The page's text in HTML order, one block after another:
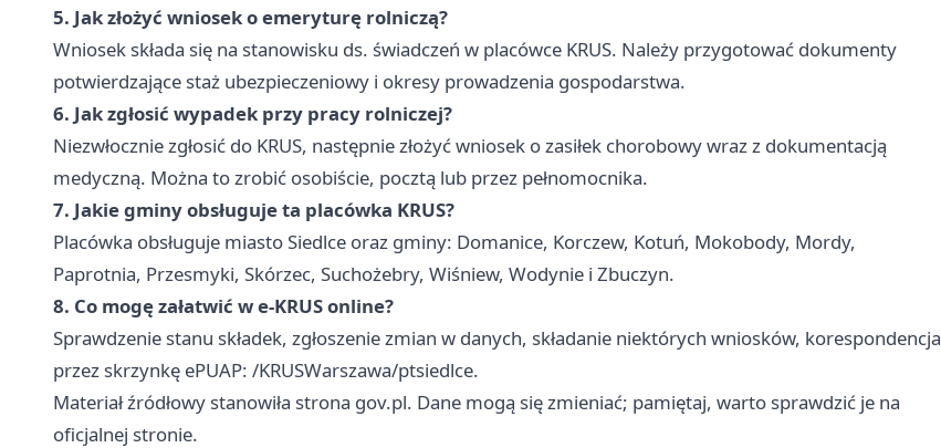
5. Jak złożyć wniosek o emeryturę rolniczą?
Wniosek składa się na stanowisku ds. świadczeń w placówce KRUS. Należy przygotować dokumenty
potwierdzające staż ubezpieczeniowy i okresy prowadzenia gospodarstwa.
6. Jak zgłosić wypadek przy pracy rolniczej?
Niezwłocznie zgłosić do KRUS, następnie złożyć wniosek o zasiłek chorobowy wraz z dokumentacją
medyczną. Można to zrobić osobiście, pocztą lub przez pełnomocnika.
7. Jakie gminy obsługuje ta placówka KRUS?
Placówka obsługuje miasto Siedlce oraz gminy: Domanice, Korczew, Kotuń, Mokobody, Mordy,
Paprotnia, Przesmyki, Skórzec, Suchożebry, Wiśniew, Wodynie i Zbuczyn.
8. Co mogę załatwić w e-KRUS online?
Sprawdzenie stanu składek, zgłoszenie zmian w danych, składanie niektórych wniosków, korespondencja
przez skrzynkę ePUAP: /KRUSWarszawa/ptsiedlce.
Materiał źródłowy stanowiła strona gov.pl. Dane mogą się zmieniać; pamiętaj, warto sprawdzić je na
oficjalnej stronie.